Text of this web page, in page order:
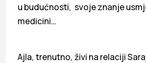
u budućnosti, svoje znanje
medicini…
Ajla, trenutno, živi na relaciji